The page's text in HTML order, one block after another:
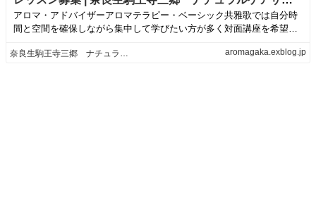
ン 雅歌（がか）のブログ
アロマ・アドバイザーアロマテラピー・ベーシック共雅歌では自分時
間と空間を確保しながら集中して学びたい方が多く対面講座を希望す
奈良生駒王寺三郷 ナチュラルケアサロン 雅歌（がか）のブログ aromagaka.exblog.jp